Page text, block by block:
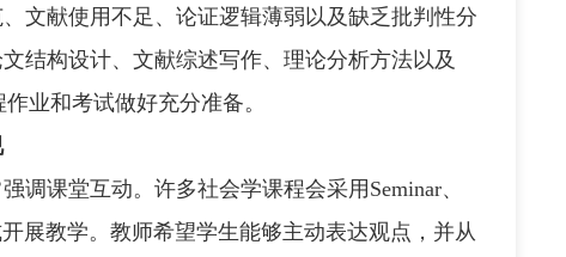
文献使用不足、论证逻辑薄弱以及缺乏批判性分
结构设计、文献综述写作、理论分析方法以及
业和考试做好充分准备。
课堂互动。许多社会学课程会采用Seminar、
展教学。教师希望学生能够主动表达观点，并从